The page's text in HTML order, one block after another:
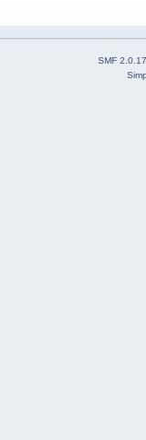
SMF 2.0.17